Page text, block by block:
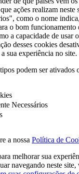
ações realizam
como o nome
o bom funcionamento
a capacidade de usar
desses cookies
sua experiência no site.
podem ser ativados
Necessários
a nossa Política de
melhorar sua
navegando neste